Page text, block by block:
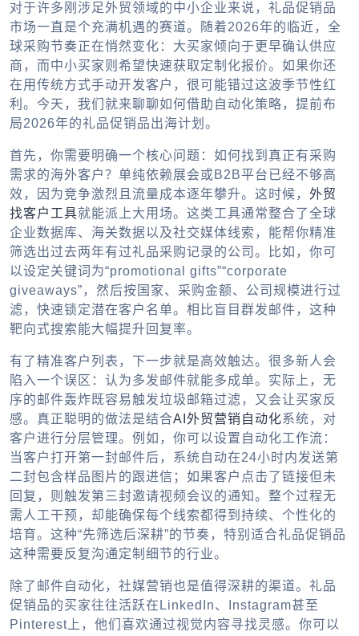
对于许多刚涉足外贸领域的中小企业来说，礼品促销品
市场一直是个充满机遇的赛道。随着2026年的临近，全
球采购节奏正在悄然变化：大买家倾向于更早确认供应
商，而中小买家则希望快速获取定制化报价。如果你还
在用传统方式手动开发客户，很可能错过这波季节性红
利。今天，我们就来聊聊如何借助自动化策略，提前布
局2026年的礼品促销品出海计划。
首先，你需要明确一个核心问题：如何找到真正有采购
需求的海外客户？单纯依赖展会或B2B平台已经不够高
效，因为竞争激烈且流量成本逐年攀升。这时候， 外贸
找客户工具就能派上大用场。这类工具通常整合了全球
企业数据库、海关数据以及社交媒体线索，能帮你精准
筛选出过去两年有过礼品采购记录的公司。比如，你可
以设定关键词为“promotional gifts”“corporate
giveaways”，然后按国家、采购金额、公司规模进行过
滤，快速锁定潜在客户名单。相比盲目群发邮件，这种
靶向式搜索能大幅提升回复率。
有了精准客户列表，下一步就是高效触达。很多新人会
陷入一个误区：认为多发邮件就能多成单。实际上，无
序的邮件轰炸既容易触发垃圾邮箱过滤，又会让买家反
感。真正聪明的做法是结合AI外贸营销自动化系统，对
客户进行分层管理。例如，你可以设置自动化工作流：
当客户打开第一封邮件后，系统自动在24小时内发送第
二封包含样品图片的跟进信；如果客户点击了链接但未
回复，则触发第三封邀请视频会议的通知。整个过程无
需人工干预，却能确保每个线索都得到持续、个性化的
培育。这种“先筛选后深耕”的节奏，特别适合礼品促销品
这种需要反复沟通定制细节的行业。
除了邮件自动化，社媒营销也是值得深耕的渠道。礼品
促销品的买家往往活跃在LinkedIn、Instagram甚至
Pinterest上，他们喜欢通过视觉内容寻找灵感。你可以